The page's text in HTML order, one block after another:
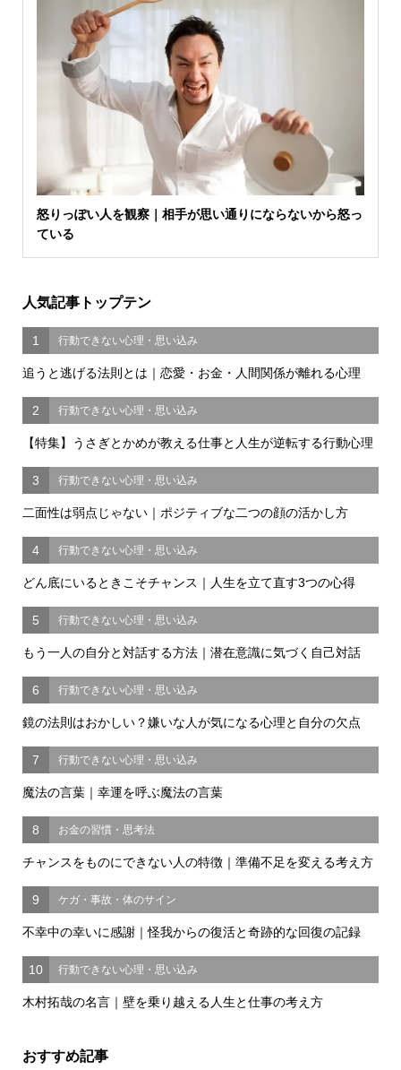
怒りっぽい人を観察｜相手が思い通りにならないから怒っ
ている
人気記事トップテン
1 行動できない心理・思い込み
追うと逃げる法則とは｜恋愛・お金・人間関係が離れる心理
2 行動できない心理・思い込み
【特集】うさぎとかめが教える仕事と人生が逆転する行動心理
3 行動できない心理・思い込み
二面性は弱点じゃない｜ポジティブな二つの顔の活かし方
4 行動できない心理・思い込み
どん底にいるときこそチャンス｜人生を立て直す3つの心得
5 行動できない心理・思い込み
もう一人の自分と対話する方法｜潜在意識に気づく自己対話
6 行動できない心理・思い込み
鏡の法則はおかしい？嫌いな人が気になる心理と自分の欠点
7 行動できない心理・思い込み
魔法の言葉｜幸運を呼ぶ魔法の言葉
8 お金の習慣・思考法
チャンスをものにできない人の特徴｜準備不足を変える考え方
9 ケガ・事故・体のサイン
不幸中の幸いに感謝｜怪我からの復活と奇跡的な回復の記録
10 行動できない心理・思い込み
木村拓哉の名言｜壁を乗り越える人生と仕事の考え方
おすすめ記事